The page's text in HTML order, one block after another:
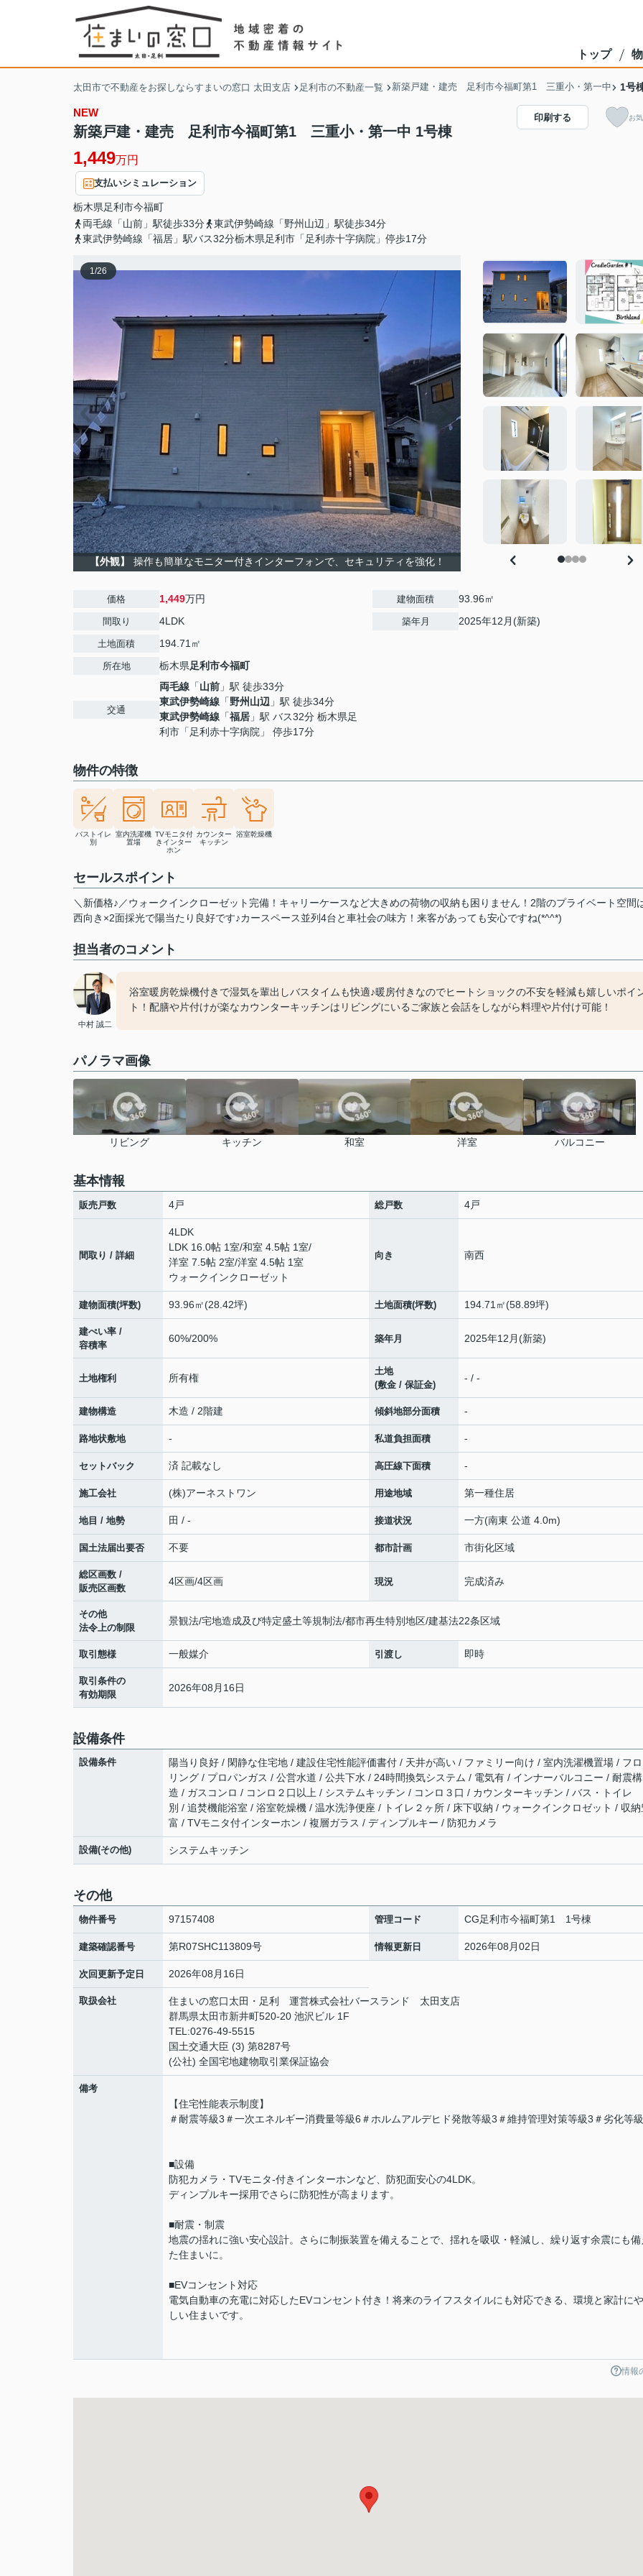
トップ
太田市で不動産をお探しならすまいの窓口 太田支店 足利市の不動産一覧 新築戸建・建売 足利市今福町第1 三重小・第一中 1号
NEW
新築戸建・建売 足利市今福町第1 三重小・第一中 1号棟
1,449万円
支払いシミュレーション
栃木県足利市今福町
両毛線「山前」駅徒歩33分
東武伊勢崎線「野州山辺」駅徒歩34分
東武伊勢崎線「福居」駅バス32分栃木県足利市「足利赤十字病院」停歩17分
印刷する お
1/26
【外観】 操作も簡単なモニター付きインターフォンで、セキュリティを強化！
価格 1,449万円
間取り 4LDK
土地面積 194.71㎡
所在地 栃木県足利市今福町
交通
両毛線 「山前 」駅 徒歩33分
東武伊勢崎線 「野州山辺 」駅 徒歩34分
東武伊勢崎線 「福居 」駅 バス32分 栃木県足
利市「足利赤十字病院」 停歩17分
建物面積 93.96㎡
築年月 2025年12月(新築)
物件の特徴
バストイレ
別
室内洗濯機
置場
TVモニタ付
きインター
ホン
カウンター
キッチン
浴室乾燥機
セールスポイント
＼新価格♪／ウォークインクローゼット完備！キャリーケースなど大きめの荷物の収納も困りません！2階のプライベート空間
西向き×2面採光で陽当たり良好です♪カースペース並列4台と車社会の味方！来客があっても安心ですね(*^^*)
担当者のコメント
中村 誠二
浴室暖房乾燥機付きで湿気を輩出しバスタイムも快適♪暖房付きなのでヒートショックの不安を軽減も嬉しいポイ
ト！配膳や片付けが楽なカウンターキッチンはリビングにいるご家族と会話をしながら料理や片付け可能！
パノラマ画像
リビング キッチン 和室 洋室 バルコニー
基本情報
販売戸数 4戸 総戸数 4戸
間取り / 詳細
4LDK
LDK 16.0帖 1室/和室 4.5帖 1室/
洋室 7.5帖 2室/洋室 4.5帖 1室
ウォークインクローゼット
向き 南西
建物面積(坪数) 93.96㎡(28.42坪) 土地面積(坪数) 194.71㎡(58.89坪)
建ぺい率 /
容積率
60%/200% 築年月 2025年12月(新築)
土地権利 所有権
土地
(敷金 / 保証金)
- / -
建物構造 木造 / 2階建 傾斜地部分面積 -
路地状敷地 - 私道負担面積 -
セットバック 済 記載なし 高圧線下面積 -
施工会社 (株)アーネストワン 用途地域 第一種住居
地目 / 地勢 田 / - 接道状況 一方(南東 公道 4.0m)
国土法届出要否 不要 都市計画 市街化区域
総区画数 /
販売区画数
4区画/4区画 現況 完成済み
その他
法令上の制限
景観法/宅地造成及び特定盛土等規制法/都市再生特別地区/建基法22条区域
取引態様 一般媒介 引渡し 即時
取引条件の
有効期限
2026年08月16日
設備条件
設備条件
陽当り良好 / 閑静な住宅地 / 建設住宅性能評価書付 / 天井が高い / ファミリー向け / 室内洗濯機置場 / フ
リング / プロパンガス / 公営水道 / 公共下水 / 24時間換気システム / 電気有 / インナーバルコニー / 耐震構
造 / ガスコンロ / コンロ２口以上 / システムキッチン / コンロ３口 / カウンターキッチン / バス・トイレ
別 / 追焚機能浴室 / 浴室乾燥機 / 温水洗浄便座 / トイレ２ヶ所 / 床下収納 / ウォークインクロゼット / 収納
富 / TVモニタ付インターホン / 複層ガラス / ディンプルキー / 防犯カメラ
設備(その他) システムキッチン
その他
物件番号 97157408 管理コード CG足利市今福町第1 1号棟
建築確認番号 第R07SHC113809号 情報更新日 2026年08月02日
次回更新予定日 2026年08月16日
取扱会社
住まいの窓口太田・足利 運営株式会社バースランド 太田支店
群馬県太田市新井町520-20 池沢ビル 1F
TEL:0276-49-5515
国土交通大臣 (3) 第8287号
(公社) 全国宅地建物取引業保証協会
備考
【住宅性能表示制度】
＃耐震等級3＃一次エネルギー消費量等級6＃ホルムアルデヒド発散等級3＃維持管理対策等級3＃劣化等
■設備
防犯カメラ・TVモニタ-付きインターホンなど、防犯面安心の4LDK。
ディンプルキー採用でさらに防犯性が高まります。
■耐震・制震
地震の揺れに強い安心設計。さらに制振装置を備えることで、揺れを吸収・軽減し、繰り返す余震にも備
た住まいに。
■EVコンセント対応
電気自動車の充電に対応したEVコンセント付き！将来のライフスタイルにも対応できる、環境と家計に
しい住まいです。
情報